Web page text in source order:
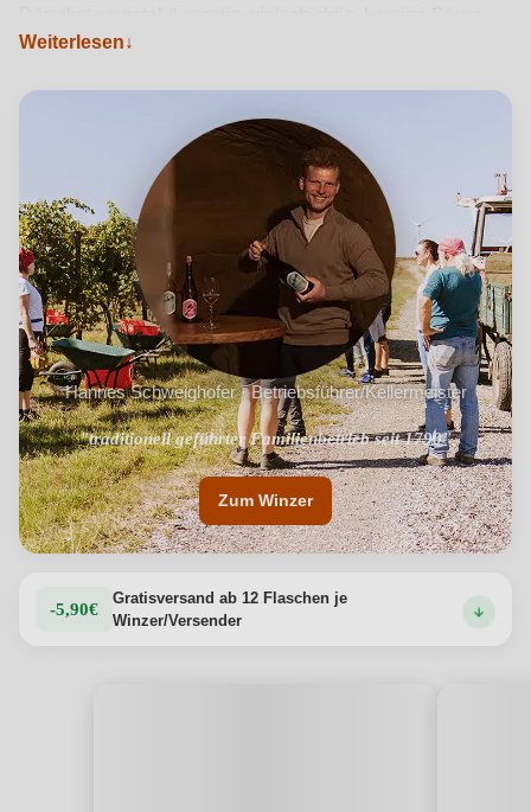
fördert den Trinkfluss Maischevergoren, 3 Wochen Skin
ohne Schwefelzusatz abgefüllt
Produktdetails anzeigen →
Weiterlesen
Hannes Schweighofer · Betriebsführer/Kellermeister
"traditionell geführter Familienbetrieb seit 1790"
Zum Winzer
-5,90€
Gratisversand ab 12 Flaschen je
Winzer/Versender